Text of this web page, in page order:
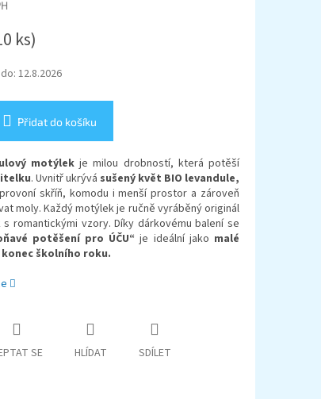
ks)
12.8.2026
Přidat do košíku
motýlekje milou drobností, která potěší
. Uvnitř ukrývá sušený květ BIO levandule,
skříň, komodu i menší prostor a zároveň
moly. Každý motýlek je ručně vyráběný originál
romantickými vzory. Díky dárkovému balení se
potěšení pro ÚČU“ je ideální jako malé
školního roku.
SE HLÍDAT SDÍLET